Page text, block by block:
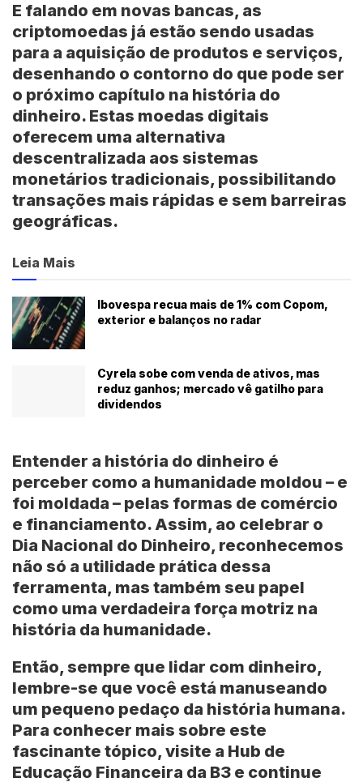
E falando em novas bancas, as
criptomoedas já estão sendo usadas
para a aquisição de produtos e serviços,
desenhando o contorno do que pode ser
o próximo capítulo na história do
dinheiro. Estas moedas digitais
oferecem uma alternativa
descentralizada aos sistemas
monetários tradicionais, possibilitando
transações mais rápidas e sem barreiras
geográficas.
Leia Mais
Ibovespa recua mais de 1% com Copom,
exterior e balanços no radar
Cyrela sobe com venda de ativos, mas
reduz ganhos; mercado vê gatilho para
dividendos
Entender a história do dinheiro é
perceber como a humanidade moldou – e
foi moldada – pelas formas de comércio
e financiamento. Assim, ao celebrar o
Dia Nacional do Dinheiro, reconhecemos
não só a utilidade prática dessa
ferramenta, mas também seu papel
como uma verdadeira força motriz na
história da humanidade.
Então, sempre que lidar com dinheiro,
lembre-se que você está manuseando
um pequeno pedaço da história humana.
Para conhecer mais sobre este
fascinante tópico, visite a Hub de
Educação Financeira da B3 e continue